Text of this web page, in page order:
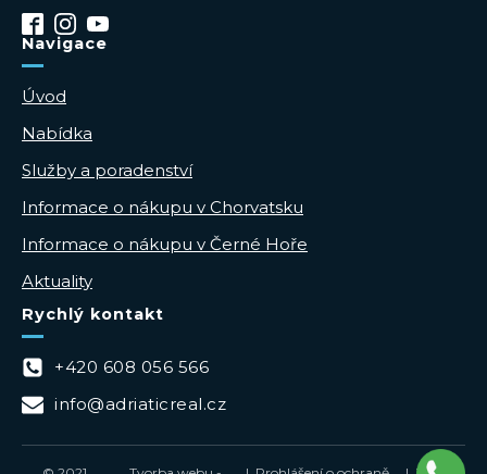
Navigace
Úvod
Nabídka
Služby a poradenství
Informace o nákupu v Chorvatsku
Informace o nákupu v Černé Hoře
Aktuality
Rychlý kontakt
+420 608 056 566
info@adriaticreal.cz